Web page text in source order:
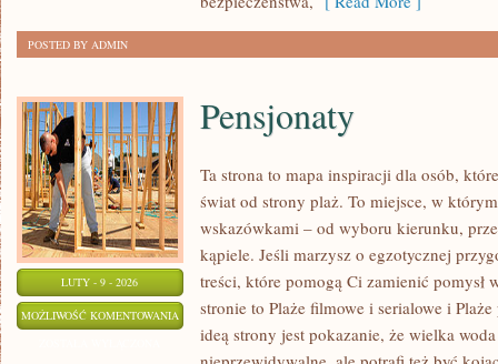
POSTED BY ADMIN
LUTY - 9 - 2026
MOŻLIWOŚĆ KOMENTOWANIA PENSJONATY
Pensjonaty
Ta strona to mapa inspiracji dla osób,
świat od strony plaż. To miejsce, w
wskazówkami – od wyboru kierunku,
kąpiele. Jeśli marzysz o egzotycznej
treści, które pomogą Ci zamienić pomysł
stronie to Plaże filmowe i serialowe i
ideą strony jest pokazanie, że wielka